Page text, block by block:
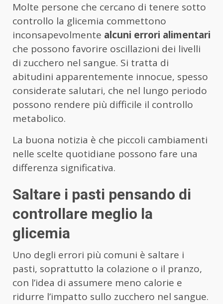
Molte persone che cercano di tenere sotto
controllo la glicemia commettono
inconsapevolmente alcuni errori alimentari
che possono favorire oscillazioni dei livelli
di zucchero nel sangue. Si tratta di
abitudini apparentemente innocue, spesso
considerate salutari, che nel lungo periodo
possono rendere più difficile il controllo
metabolico.
La buona notizia è che piccoli cambiamenti
nelle scelte quotidiane possono fare una
differenza significativa.
Saltare i pasti pensando di
controllare meglio la
glicemia
Uno degli errori più comuni è saltare i
pasti, soprattutto la colazione o il pranzo,
con l’idea di assumere meno calorie e
ridurre l’impatto sullo zucchero nel sangue.